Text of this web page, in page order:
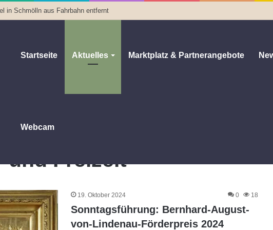
in Schmölln aus Fahrbahn entfernt
Startseite Aktuelles Marktplatz & Partnerangebote
Webcam
und Freizeit
19. Oktober 2024 0 18
Sonntagsführung: Bernhard-August-
von-Lindenau-Förderpreis 2024